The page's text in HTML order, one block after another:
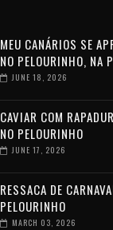
MEU CANÁRIOS SE
NO PELOURINHO, NA
JUNE 18, 2026
CAVIAR COM
NO PELOURINHO
JUNE 17, 2026
RESSACA DE
PELOURINHO
MARCH 03, 2026